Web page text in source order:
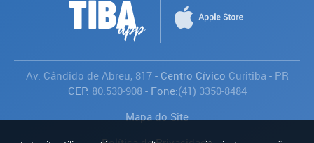
Av. Cândido de Abreu, 817- Centro Cívico Curitiba- PR
CEP: 80.530-908- Fone:(41) 3350-8484
Mapa do Site